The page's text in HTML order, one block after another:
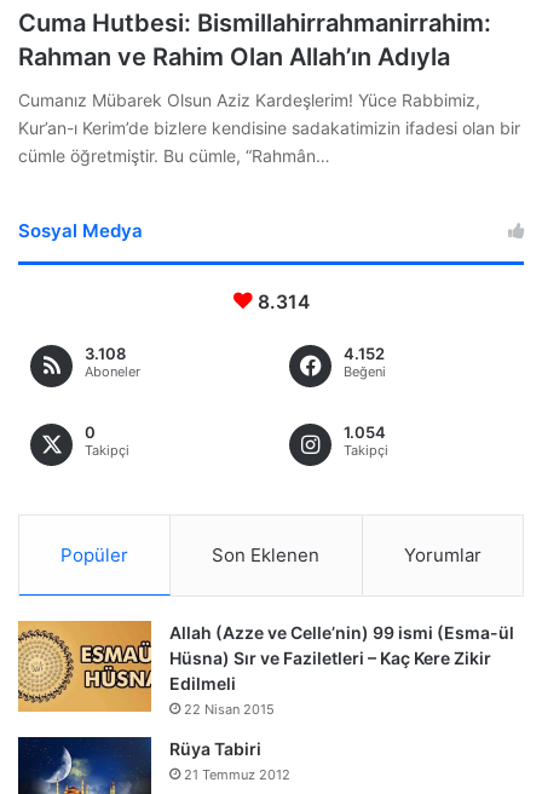
Cuma Hutbesi: Bismillahirrahmanirrahim:
Rahman ve Rahim Olan Allah’ın Adıyla
Cumanız Mübarek Olsun Aziz Kardeşlerim! Yüce Rabbimiz,
Kur’an-ı Kerim’de bizlere kendisine sadakatimizin ifadesi olan bir
cümle öğretmiştir. Bu cümle, “Rahmân…
Sosyal Medya
8.314
3.108
Aboneler
4.152
Beğeni
0
Takipçi
1.054
Takipçi
Popüler Son Eklenen Yorumlar
Allah (Azze ve Celle’nin) 99 ismi (Esma-ül
Hüsna) Sır ve Faziletleri – Kaç Kere Zikir
Edilmeli
22 Nisan 2015
Rüya Tabiri
21 Temmuz 2012